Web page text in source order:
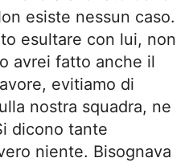
esiste nessun caso.
esultare con lui, non
avrei fatto anche il
evitiamo di
nostra squadra, ne
dicono tante
niente. Bisognava